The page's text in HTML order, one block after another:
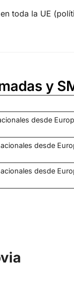
toda la UE
y
desde
desde
desde